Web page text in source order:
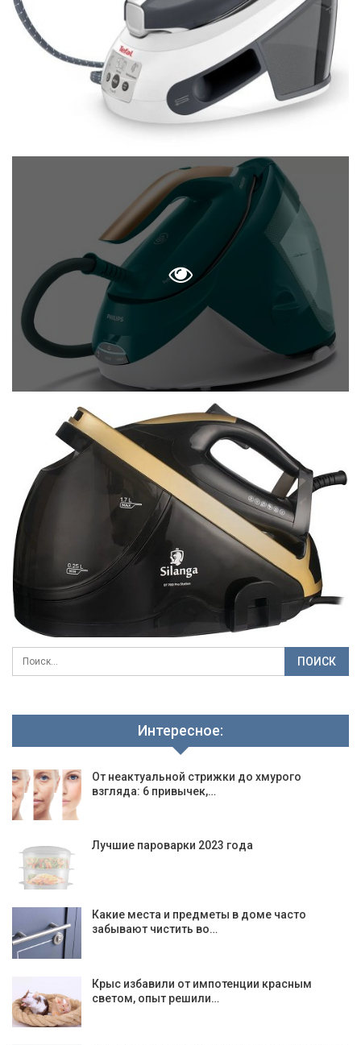
Интересное:
От неактуальной стрижки до хмурого
взгляда: 6 привычек,…
Лучшие пароварки 2023 года
Какие места и предметы в доме часто
забывают чистить во…
Крыс избавили от импотенции красным
светом, опыт решили…